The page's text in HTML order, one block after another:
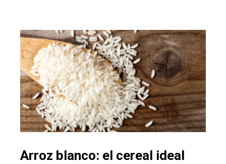
Arroz blanco: el cereal ideal